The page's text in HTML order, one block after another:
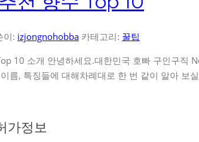
이: izjongnohobba 카테고리: 꿀팁
10 소개 안녕하세요.대한민국 호빠 구인구직
름, 특징들에 대해차례대로 한 번 같이 알아
가정보